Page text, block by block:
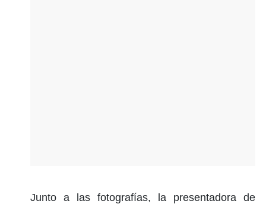
Junto a las fotografías, la presentadora de